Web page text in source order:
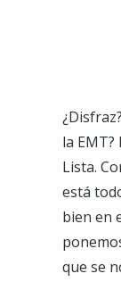
la
Lista.
está
bien en
que se